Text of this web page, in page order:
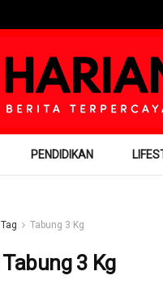
PENDIDIKAN
Tag Tabung 3 Kg
Tabung 3 Kg